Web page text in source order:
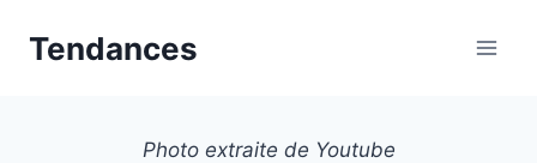
Tendances
Photo extraite de Youtube